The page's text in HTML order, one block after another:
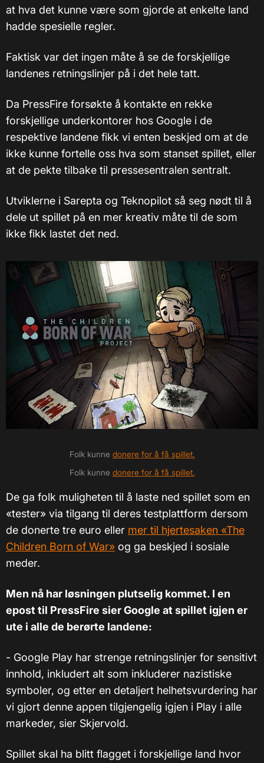
at hva det kunne være som gjorde at enkelte land
hadde spesielle regler.
Faktisk var det ingen måte å se de forskjellige
landenes retningslinjer på i det hele tatt.
Da PressFire forsøkte å kontakte en rekke
forskjellige underkontorer hos Google i de
respektive landene fikk vi enten beskjed om at de
ikke kunne fortelle oss hva som stanset spillet, eller
at de pekte tilbake til pressesentralen sentralt.
Utviklerne i Sarepta og Teknopilot så seg nødt til å
dele ut spillet på en mer kreativ måte til de som
ikke fikk lastet det ned.
Folk kunne donere for å få spillet.
Folk kunne donere for å få spillet.
De ga folk muligheten til å laste ned spillet som en
«tester» via tilgang til deres testplattform dersom
de donerte tre euro eller mer til hjertesaken «The
Children Born of War» og ga beskjed i sosiale
meder.
Men nå har løsningen plutselig kommet. I en
epost til PressFire sier Google at spillet igjen er
ute i alle de berørte landene:
- Google Play har strenge retningslinjer for sensitivt
innhold, inkludert alt som inkluderer nazistiske
symboler, og etter en detaljert helhetsvurdering har
vi gjort denne appen tilgjengelig igjen i Play i alle
markeder, sier Skjervold.
Spillet skal ha blitt flagget i forskjellige land hvor